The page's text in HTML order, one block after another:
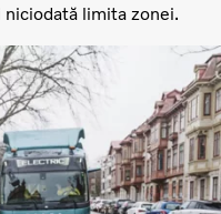
limita zonei.